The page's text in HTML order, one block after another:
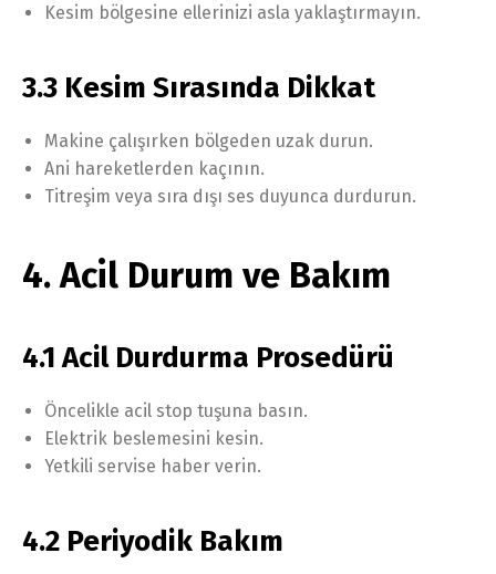
Kesim bölgesine ellerinizi asla yaklaştırmayın.
3.3 Kesim Sırasında Dikkat
Makine çalışırken bölgeden uzak durun.
Ani hareketlerden kaçının.
Titreşim veya sıra dışı ses duyunca durdurun.
4. Acil Durum ve Bakım
4.1 Acil Durdurma Prosedürü
Öncelikle acil stop tuşuna basın.
Elektrik beslemesini kesin.
Yetkili servise haber verin.
4.2 Periyodik Bakım